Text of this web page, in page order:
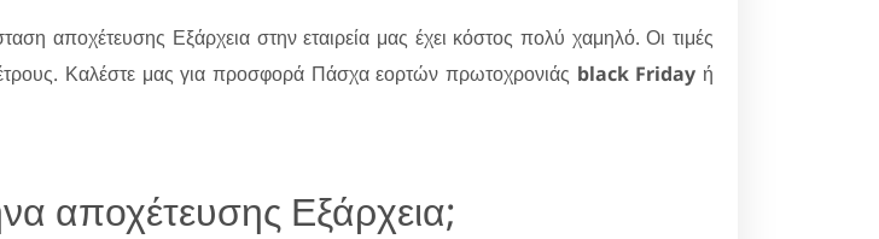
αποχέτευσης Εξάρχεια στην εταιρεία μας έχει κόστος πολύ χαμηλό. Οι τιμές
Καλέστε μας για προσφορά Πάσχα εορτών πρωτοχρονιάς black Friday ή
αποχέτευσης Εξάρχεια;